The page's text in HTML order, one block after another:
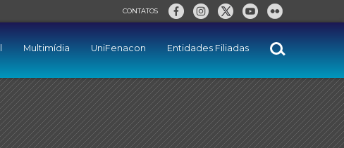
CONTATOS
Multimídia UniFenacon Entidades Filiadas